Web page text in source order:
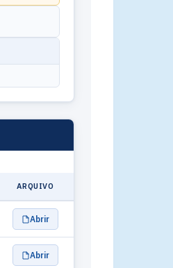
ARQUIVO
Abrir
Abrir